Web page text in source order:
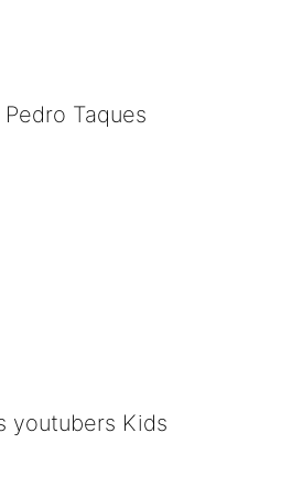
Taques
youtubers Kids